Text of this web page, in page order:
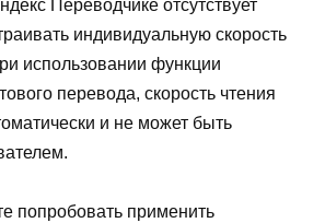
Переводчике отсутствует
индивидуальную скорость
использовании функции
перевода, скорость чтения
и не может быть
попробовать применить